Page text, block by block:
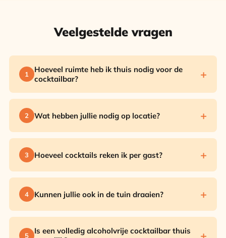
Veelgestelde vragen
1
Hoeveel ruimte heb ik thuis nodig voor de
cocktailbar?
+
2 Wat hebben jullie nodig op locatie? +
3 Hoeveel cocktails reken ik per gast? +
4 Kunnen jullie ook in de tuin draaien? +
5
Is een volledig alcoholvrije cocktailbar thuis